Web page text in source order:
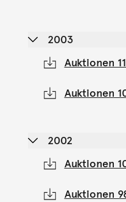
2003
Auktionen
Auktionen
2002
Auktionen
Auktionen